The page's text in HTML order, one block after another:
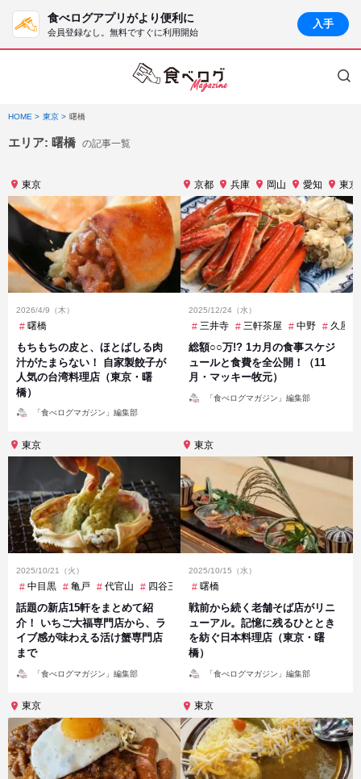
食べログアプリがより便利に
会員登録なし。無料ですぐに利用開始
入手
HOME 東京 曙橋
エリア: 曙橋 の記事一覧
東京
2026/4/9（木）
曙橋
もちもちの皮と、ほとばしる肉
汁がたまらない！ 自家製餃子が
人気の台湾料理店（東京・曙
橋）
「食べログマガジン」編集部
京都 兵庫 岡山 愛知 東京
2025/12/24（水）
三井寺 三軒茶屋 中野 久屋
総額○○万!? 1カ月の食事スケジ
ュールと食費を全公開！（11
月・マッキー牧元）
「食べログマガジン」編集部
東京
2025/10/21（火）
中目黒 亀戸 代官山 四谷三丁目 学芸大学
話題の新店15軒をまとめて紹
介！ いちご大福専門店から、ラ
イブ感が味わえる活け蟹専門店
まで
「食べログマガジン」編集部
東京
2025/10/15（水）
曙橋
戦前から続く老舗そば店がリニ
ューアル。記憶に残るひととき
を紡ぐ日本料理店（東京・曙
橋）
「食べログマガジン」編集部
東京 東京